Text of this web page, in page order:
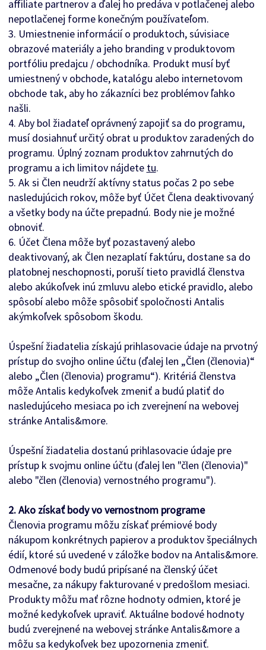
affiliate partnerov a ďalej ho predáva v potlačenej alebo
nepotlačenej forme konečným používateľom.
3. Umiestnenie informácií o produktoch, súvisiace
obrazové materiály a jeho branding v produktovom
portfóliu predajcu / obchodníka. Produkt musí byť
umiestnený v obchode, katalógu alebo internetovom
obchode tak, aby ho zákazníci bez problémov ľahko
našli.
4. Aby bol žiadateľ oprávnený zapojiť sa do programu,
musí dosiahnuť určitý obrat u produktov zaradených do
programu. Úplný zoznam produktov zahrnutých do
programu a ich limitov nájdete tu.
5. Ak si Člen neudrží aktívny status počas 2 po sebe
nasledujúcich rokov, môže byť Účet Člena deaktivovaný
a všetky body na účte prepadnú. Body nie je možné
obnoviť.
6. Účet Člena môže byť pozastavený alebo
deaktivovaný, ak Člen nezaplatí faktúru, dostane sa do
platobnej neschopnosti, poruší tieto pravidlá členstva
alebo akúkoľvek inú zmluvu alebo etické pravidlo, alebo
spôsobí alebo môže spôsobiť spoločnosti Antalis
akýmkoľvek spôsobom škodu.
Úspešní žiadatelia získajú prihlasovacie údaje na prvotný
prístup do svojho online účtu (ďalej len „Člen (členovia)“
alebo „Člen (členovia) programu“). Kritériá členstva
môže Antalis kedykoľvek zmeniť a budú platiť do
nasledujúceho mesiaca po ich zverejnení na webovej
stránke Antalis&more.
Úspešní žiadatelia dostanú prihlasovacie údaje pre
prístup k svojmu online účtu (ďalej len "člen (členovia)"
alebo "člen (členovia) vernostného programu").
2. Ako získať body vo vernostnom programe
Členovia programu môžu získať prémiové body
nákupom konkrétnych papierov a produktov špeciálnych
édií, ktoré sú uvedené v záložke bodov na Antalis&more.
Odmenové body budú pripísané na členský účet
mesačne, za nákupy fakturované v predošlom mesiaci.
Produkty môžu mať rôzne hodnoty odmien, ktoré je
možné kedykoľvek upraviť. Aktuálne bodové hodnoty
budú zverejnené na webovej stránke Antalis&more a
môžu sa kedykoľvek bez upozornenia zmeniť.